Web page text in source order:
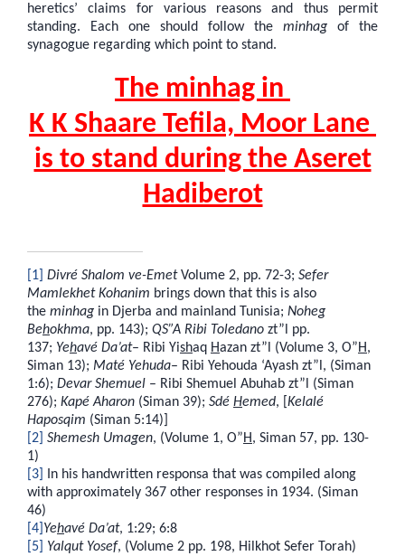
heretics’ claims for various reasons and thus permit
standing. Each one should follow the minhag of the
synagogue regarding which point to stand.
The minhag in
K K Shaare Tefila, Moor Lane
is to stand during the Aseret
Hadiberot
[1] Divré Shalom ve-EmetVolume 2, pp. 72-3; Sefer
Mamlekhet Kohanim brings down that this is also
the minhag in Djerba and mainland Tunisia; Noheg
Behokhma, pp. 143); QS”A Ribi Toledano zt”l pp.
137; Yehavé Da’at– Ribi Yishaq Hazan zt”l (Volume 3, O”H,
Siman 13); Maté Yehuda– Ribi Yehouda ‘Ayash zt”l, (Siman
1:6); Devar Shemuel – Ribi Shemuel Abuhab zt”l (Siman
276); Kapé Aharon (Siman 39); Sdé Hemed, [ Kelalé
Haposqim (Siman 5:14)]
[2] Shemesh Umagen, (Volume 1, O”H, Siman 57, pp. 130-
1)
[3]
In his handwritten responsa that was compiled along
with approximately 367 other responses in 1934. (Siman
46)
[4] Yehavé Da’at, 1:29; 6:8
[5]
Yalqut Yosef, (Volume 2 pp. 198, Hilkhot Sefer Torah)